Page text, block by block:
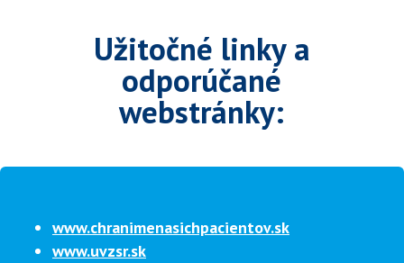
Užitočné linky a
odporúčané
webstránky:
www.chranimenasichpacientov.sk
www.uvzsr.sk